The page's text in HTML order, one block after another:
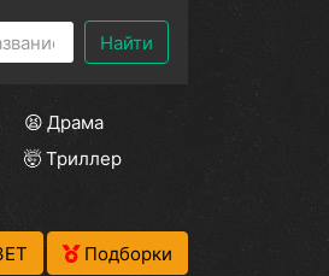
Найти
😫 Драма
🤯 Триллер
Подборки